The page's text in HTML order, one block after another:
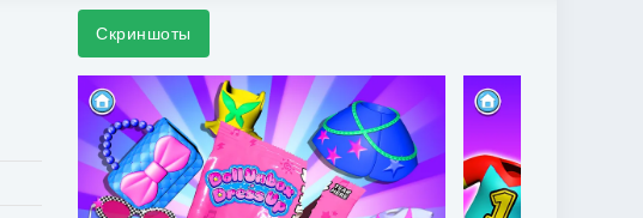
Скриншоты